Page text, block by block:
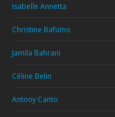
Isabelle Annetta
Christine Bafumo
Jamila Bahrani
Céline Belin
Antony Canto